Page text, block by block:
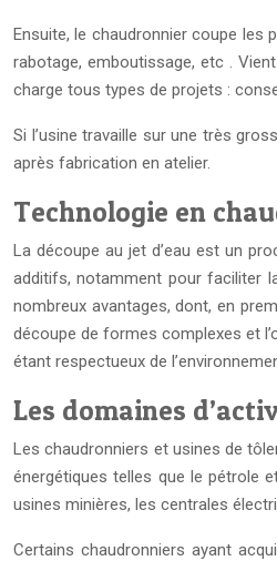
Ensuite, le chaudronnier coupe les
rabotage, emboutissage, etc .
charge tous types de projets :
Si l’usine travaille sur une très
après fabrication en atelier.
Technologie en
La découpe au jet d’eau est un
additifs, notamment pour faciliter
nombreux avantages, dont, en
découpe de formes complexes et
étant respectueux de
Les domaines
Les chaudronniers et usines de
énergétiques telles que le pétrole
usines minières, les centrales
Certains chaudronniers ayant